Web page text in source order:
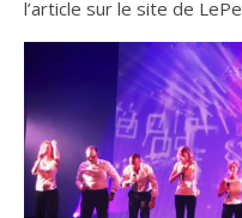
l’article sur le site de